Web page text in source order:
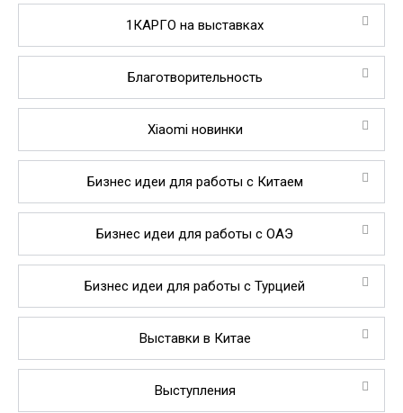
1КАРГО на выставках
Благотворительность
Xiaomi новинки
Бизнес идеи для работы с Китаем
Бизнес идеи для работы с ОАЭ
Бизнес идеи для работы с Турцией
Выставки в Китае
Выступления